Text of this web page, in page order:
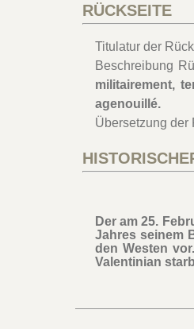
RÜCKSEITE
Titulatur der
Beschreibung
militairement,
agenouillé.
Übersetzung der
Der am 25.
Jahres seinem
den Westen
Valentinian